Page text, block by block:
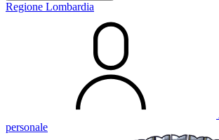
Regione Lombardia
personale